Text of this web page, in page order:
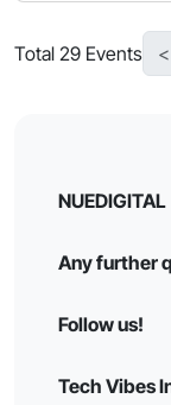
Total 29 Events <
NUEDIGITAL
Any further
Follow us!
Tech Vibes